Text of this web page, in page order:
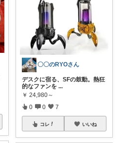
〇〇のRYOさん
デスクに宿る、SFの鼓動。熱狂
的なファンを ...
￥ 24,980～
0 0 7
コレ いいね